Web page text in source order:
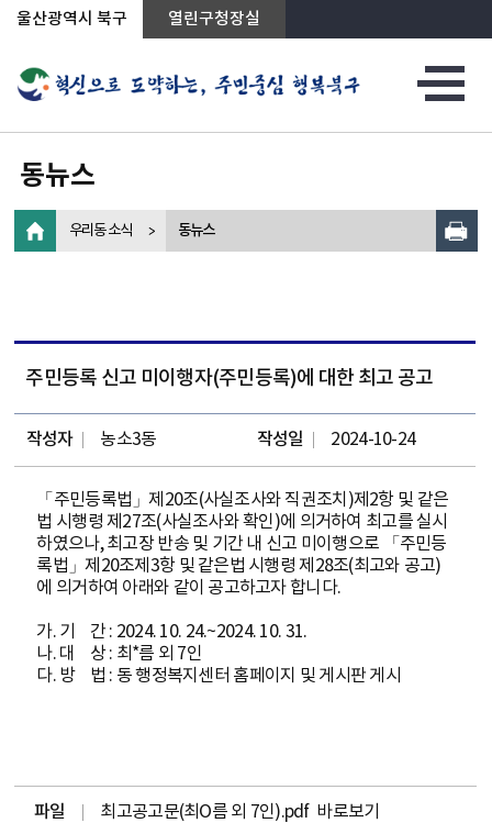
상단메뉴로 바로가기
전체메뉴로 바로가기
왼쪽메뉴로 바로가기
본문으로 바로가기
울산광역시 북구 열린구청장실
동뉴스
우리동 소식 동뉴스
주민등록 신고 미이행자(주민등록)에 대한 최고 공고
작성자 농소3동 작성일 2024-10-24
「주민등록법」제20조(사실조사와 직권조치)제2항 및 같은
법 시행령 제27조(사실조사와 확인)에 의거하여 최고를 실시
하였으나, 최고장 반송 및 기간 내 신고 미이행으로 「주민등
록법」제20조제3항 및 같은법 시행령 제28조(최고와 공고)
에 의거하여 아래와 같이 공고하고자 합니다.
가. 기 간 : 2024. 10. 24.~2024. 10. 31.
나. 대 상 : 최*름 외 7인
다. 방 법 : 동 행정복지센터 홈페이지 및 게시판 게시
파일 최고공고문(최O름 외 7인).pdf 바로보기